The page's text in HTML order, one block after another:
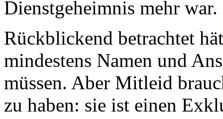
Dienstgeheimnis mehr war.
Rückblickend betrachtet
mindestens Namen und
müssen. Aber Mitleid
zu haben: sie ist einen